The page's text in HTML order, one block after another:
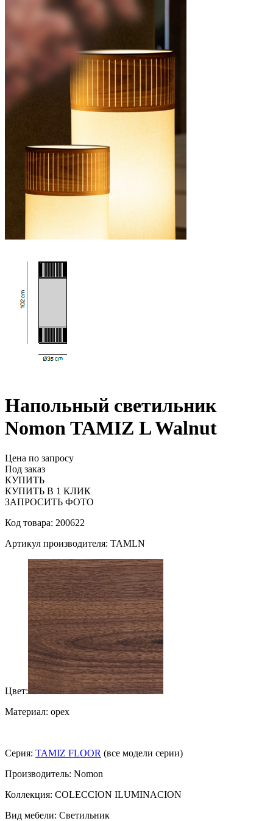
Напольный светильник
Nomon TAMIZ L Walnut
Цена по запросу
Под заказ
КУПИТЬ
КУПИТЬ В 1 КЛИК
ЗАПРОСИТЬ ФОТО
Код товара: 200622
Артикул производителя: TAMLN
Цвет:
Материал: орех
Серия: TAMIZ FLOOR (все модели серии)
Производитель: Nomon
Коллекция: COLECCION ILUMINACION
Вид мебели: Светильник